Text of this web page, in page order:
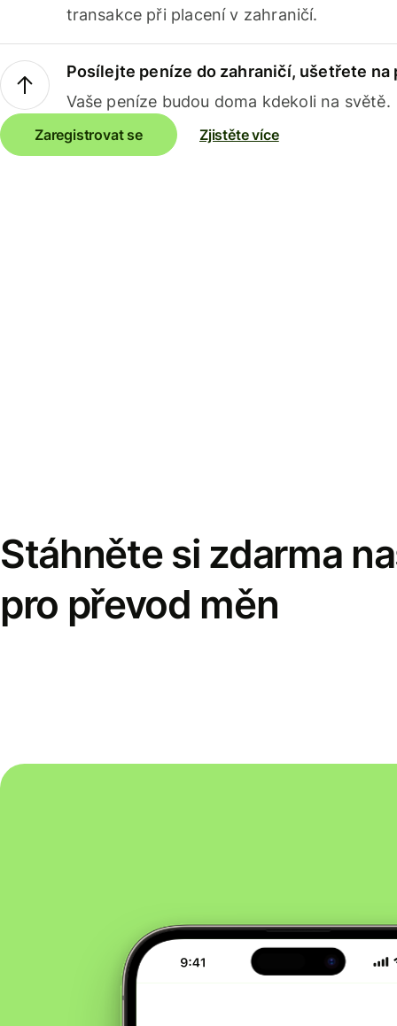
transakce při placení v zahraničí.
Posílejte peníze do zahraničí, ušetřete na
Vaše peníze budou doma kdekoli na světě.
Zaregistrovat se Zjistěte více
Stáhněte si zdarma
pro převod měn